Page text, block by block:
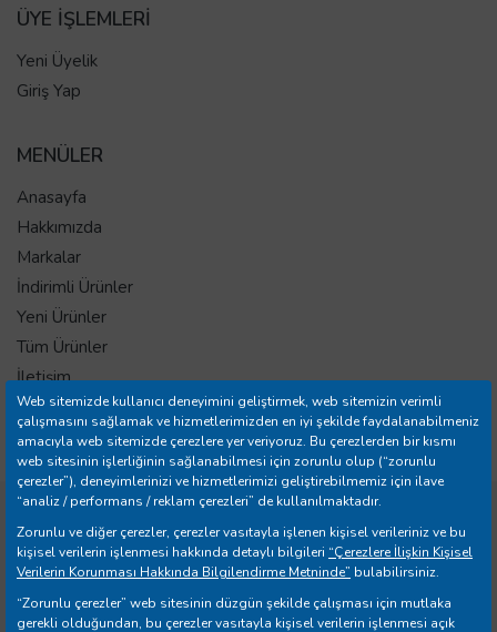
ÜYE İŞLEMLERİ
Yeni Üyelik
Giriş Yap
MENÜLER
Anasayfa
Hakkımızda
Markalar
İndirimli Ürünler
Yeni Ürünler
Tüm Ürünler
İletişim
Mağazalar
Banka Hesap Bilgileri
Copyright © 2026 Yılmazer Ev Gereçleri İth. İhr. San. ve Tic.
A.Ş. Tüm Hakları Saklıdır.
Web sitemizde kullanıcı deneyimini geliştirmek, web sitemizin verimli
çalışmasını sağlamak ve hizmetlerimizden en iyi şekilde faydalanabilmeniz
amacıyla web sitemizde çerezlere yer veriyoruz. Bu çerezlerden bir kısmı
web sitesinin işlerliğinin sağlanabilmesi için zorunlu olup (“zorunlu
çerezler”), deneyimlerinizi ve hizmetlerimizi geliştirebilmemiz için ilave
“analiz / performans / reklam çerezleri” de kullanılmaktadır.
Zorunlu ve diğer çerezler, çerezler vasıtayla işlenen kişisel verileriniz ve bu
kişisel verilerin işlenmesi hakkında detaylı bilgileri “Çerezlere İlişkin Kişisel
Verilerin Korunması Hakkında Bilgilendirme Metninde” bulabilirsiniz.
“Zorunlu çerezler” web sitesinin düzgün şekilde çalışması için mutlaka
gerekli olduğundan, bu çerezler vasıtayla kişisel verilerin işlenmesi açık